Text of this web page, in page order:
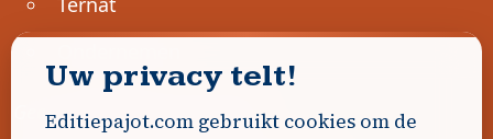
Geen advertenties gevonden.
Uw privacy telt!
Editiepajot.com gebruikt cookies om de